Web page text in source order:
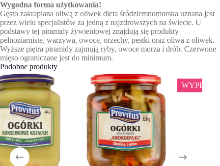
Wygodna forma użytkowania!
Gęsto zakrapiana oliwą z oliwek dieta śródziemnomorska uznana jest
przez wielu specjalistów za jedną z najzdrowszych na świecie. U
podstawy tej piramidy żywieniowej znajdują się produkty
pełnoziarniste, warzywa, owoce, orzechy, pestki oraz oliwa z oliwek.
Wyższe piętra piramidy zajmują ryby, owoce morza i drób. Czerwone
mięso ograniczane jest do minimum.
Podobne produkty
WYPRZEDAŻ